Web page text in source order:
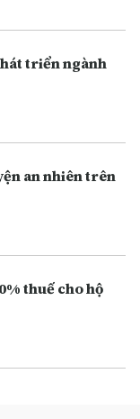
triển ngành
an nhiên trên
thuế cho hộ